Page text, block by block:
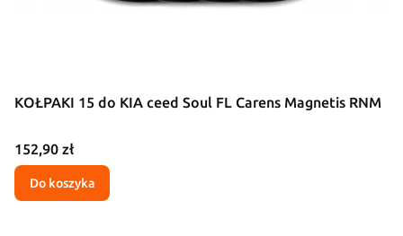
KOŁPAKI 15 do KIA ceed Soul FL Carens Magnetis RNM
Cena
152,90 zł
Do koszyka